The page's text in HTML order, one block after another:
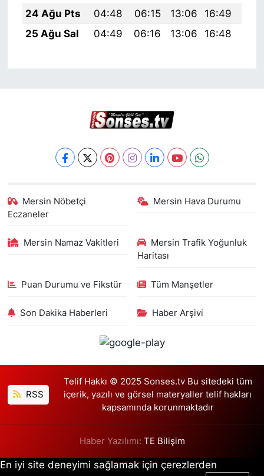
24 Ağu Pts
04:48 06:15 13:06 16:49
25 Ağu Sal
04:49 06:16 13:06 16:48
Mersin Nöbetçi
Eczaneler
Mersin Hava Durumu
Mersin Namaz Vakitleri
Mersin Trafik Yoğunluk
Haritası
Puan Durumu ve Fikstür Tüm Manşetler
Son Dakika Haberleri Haber Arşivi
RSS
Telif Hakkı © 2025 Sonses.tv Bu sitedeki tüm
içerik, yazılı ve görsel materyaller telif hakları
kapsamında korunmaktadır
Haber Yazılımı: TE Bilişim
En iyi site deneyimi sağlamak için çerezlerden